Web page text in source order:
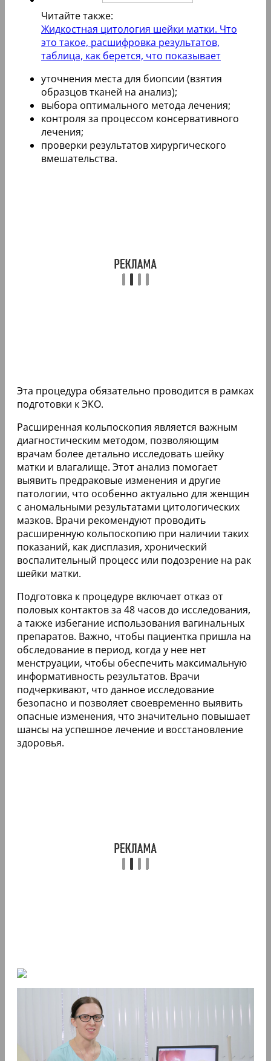
Читайте также:
Жидкостная цитология шейки матки. Что
это такое, расшифровка результатов,
таблица, как берется, что показывает
уточнения места для биопсии (взятия
образцов тканей на анализ);
выбора оптимального метода лечения;
контроля за процессом консервативного
лечения;
проверки результатов хирургического
вмешательства.
Эта процедура обязательно проводится в рамках
подготовки к ЭКО.
Расширенная кольпоскопия является важным
диагностическим методом, позволяющим
врачам более детально исследовать шейку
матки и влагалище. Этот анализ помогает
выявить предраковые изменения и другие
патологии, что особенно актуально для женщин
с аномальными результатами цитологических
мазков. Врачи рекомендуют проводить
расширенную кольпоскопию при наличии таких
показаний, как дисплазия, хронический
воспалительный процесс или подозрение на рак
шейки матки.
Подготовка к процедуре включает отказ от
половых контактов за 48 часов до исследования,
а также избегание использования вагинальных
препаратов. Важно, чтобы пациентка пришла на
обследование в период, когда у нее нет
менструации, чтобы обеспечить максимальную
информативность результатов. Врачи
подчеркивают, что данное исследование
безопасно и позволяет своевременно выявить
опасные изменения, что значительно повышает
шансы на успешное лечение и восстановление
здоровья.